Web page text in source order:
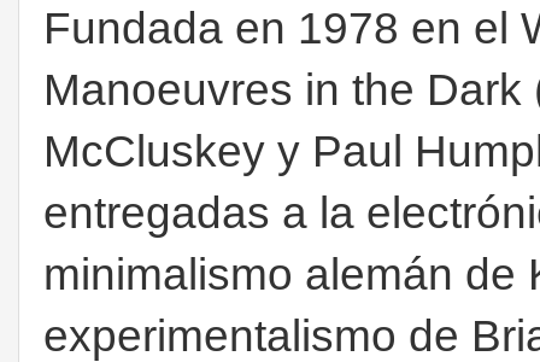
Fundada en 1978 en el
Manoeuvres in the
McCluskey y Paul
entregadas a la
minimalismo alemán de
experimentalismo de